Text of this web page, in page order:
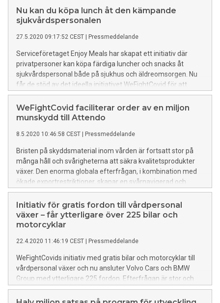
Nu kan du köpa lunch åt den kämpande
sjukvårdspersonalen
27.5.2020 09:17:52 CEST Pressmeddelande
Serviceföretaget Enjoy Meals har skapat ett initiativ där
privatpersoner kan köpa färdiga luncher och snacks åt
sjukvårdspersonal både på sjukhus och äldreomsorgen. Nu
får de stöd av det ideella initiativet WeFightCovid för att
kunna leverera ännu fler luncher åt sjukvårdspersonal.
WeFightCovid faciliterar order av en miljon
munskydd till Attendo
8.5.2020 10:46:58 CEST Pressmeddelande
Bristen på skyddsmaterial inom vården är fortsatt stor på
många håll och svårigheterna att säkra kvalitetsprodukter
växer. Den enorma globala efterfrågan, i kombination med
ökade exportrestriktioner, skapar en svårnavigerad och
ständigt föränderlig marknad för skyddsutrustning. Det
ideella initiativet WeFightCovid jobbar kontinuerligt med att
hitta nya vägar att säkra skyddsmaterial från bland annat
Kina, och har i dagarna lyckats facilitera en order åt
Initiativ för gratis fordon till vårdpersonal
växer – får ytterligare över 225 bilar och
motorcyklar
22.4.2020 11:46:19 CEST Pressmeddelande
WeFightCovids initiativ med gratis bilar och motorcyklar till
vårdpersonal växer och nu ansluter Volvo Cars och BMW
Group med ytterligare 225 fordon. Efterfrågan är stor och
den senaste veckan har över 200 bilar och ett antal
motorcyklar lånats ut runt om i landet. I samarbete med